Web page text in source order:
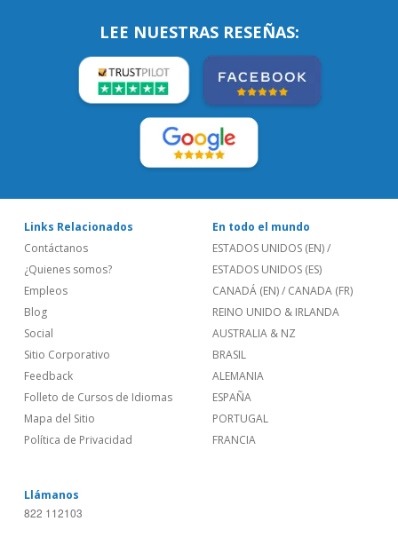
LEE NUESTRAS RESEÑAS:
Links Relacionados
Contáctanos
¿Quienes somos?
Empleos
Blog
Social
Sitio Corporativo
Feedback
Folleto de Cursos de Idiomas
Mapa del Sitio
Política de Privacidad
En todo el mundo
ESTADOS UNIDOS (EN)/
ESTADOS UNIDOS (ES)
CANADÁ (EN)/ CANADA (FR)
REINO UNIDO & IRLANDA
AUSTRALIA & NZ
BRASIL
ALEMANIA
ESPAÑA
PORTUGAL
FRANCIA
Llámanos
822 112103